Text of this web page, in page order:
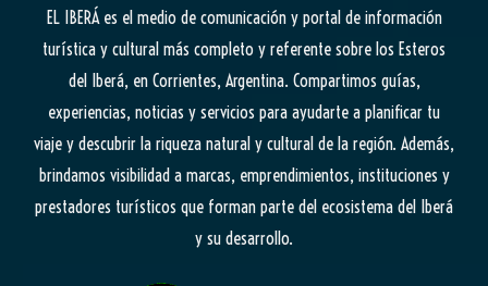
EL IBERÁes el medio de comunicación y portal de información
turística y cultural más completo y referente sobre los Esteros
del Iberá, en Corrientes, Argentina. Compartimos guías,
experiencias, noticias y servicios para ayudarte a planificar tu
viaje y descubrir la riqueza natural y cultural de la región. Además,
brindamos visibilidad a marcas, emprendimientos, instituciones y
prestadores turísticos que forman parte del ecosistema del Iberá
y su desarrollo.